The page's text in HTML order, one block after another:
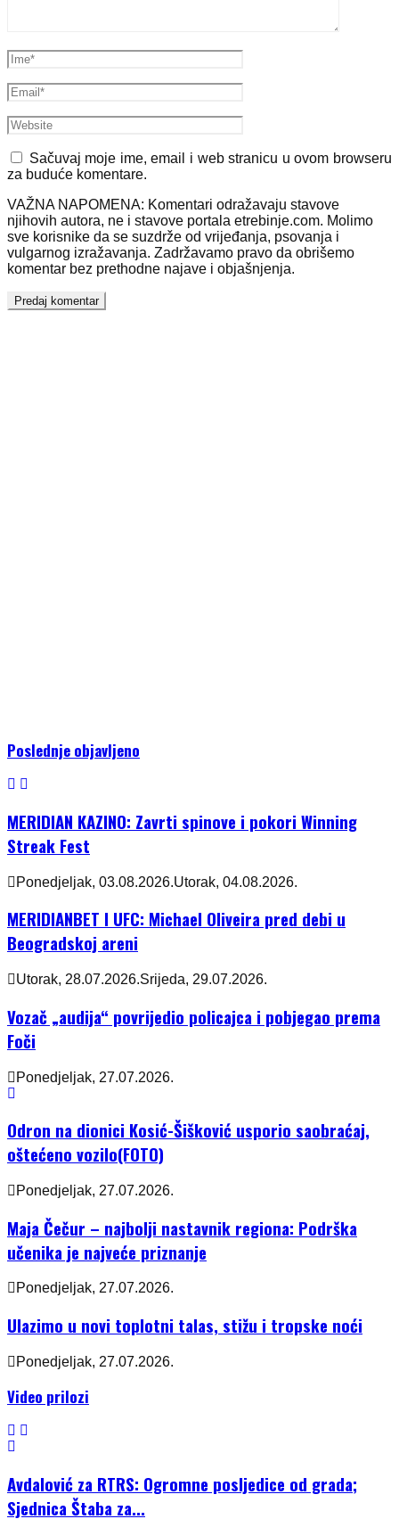
Sačuvaj moje ime, email i web stranicu u ovom browseru
za buduće komentare.
VAŽNA NAPOMENA: Komentari odražavaju stavove
njihovih autora, ne i stavove portala etrebinje.com. Molimo
sve korisnike da se suzdrže od vrijeđanja, psovanja i
vulgarnog izražavanja. Zadržavamo pravo da obrišemo
komentar bez prethodne najave i objašnjenja.
Poslednje objavljeno
MERIDIAN KAZINO: Zavrti spinove i pokori Winning
Streak Fest
Ponedjeljak, 03.08.2026.Utorak, 04.08.2026.
MERIDIANBET I UFC: Michael Oliveira pred debi u
Beogradskoj areni
Utorak, 28.07.2026.Srijeda, 29.07.2026.
Vozač „audija“ povrijedio policajca i pobjegao prema
Foči
Ponedjeljak, 27.07.2026.
Odron na dionici Kosić-Šišković usporio saobraćaj,
oštećeno vozilo(FOTO)
Ponedjeljak, 27.07.2026.
Maja Čečur – najbolji nastavnik regiona: Podrška
učenika je najveće priznanje
Ponedjeljak, 27.07.2026.
Ulazimo u novi toplotni talas, stižu i tropske noći
Ponedjeljak, 27.07.2026.
Video prilozi
Avdalović za RTRS: Ogromne posljedice od grada;
Sjednica Štaba za...